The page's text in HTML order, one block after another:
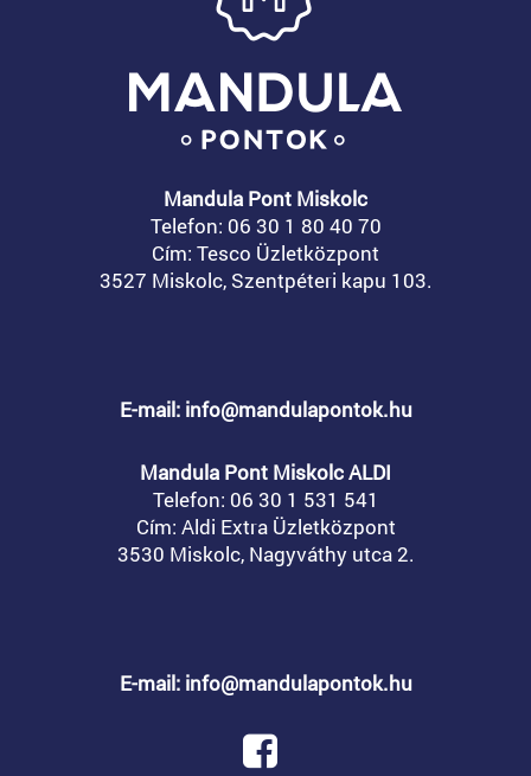
Mandula Pont Miskolc
Telefon: 06 30 1 80 40 70
Cím: Tesco Üzletközpont
3527 Miskolc, Szentpéteri kapu 103.
E-mail: info@mandulapontok.hu
Mandula Pont Miskolc ALDI
Telefon: 06 30 1 531 541
Cím: Aldi Extra Üzletközpont
3530 Miskolc, Nagyváthy utca 2.
E-mail: info@mandulapontok.hu